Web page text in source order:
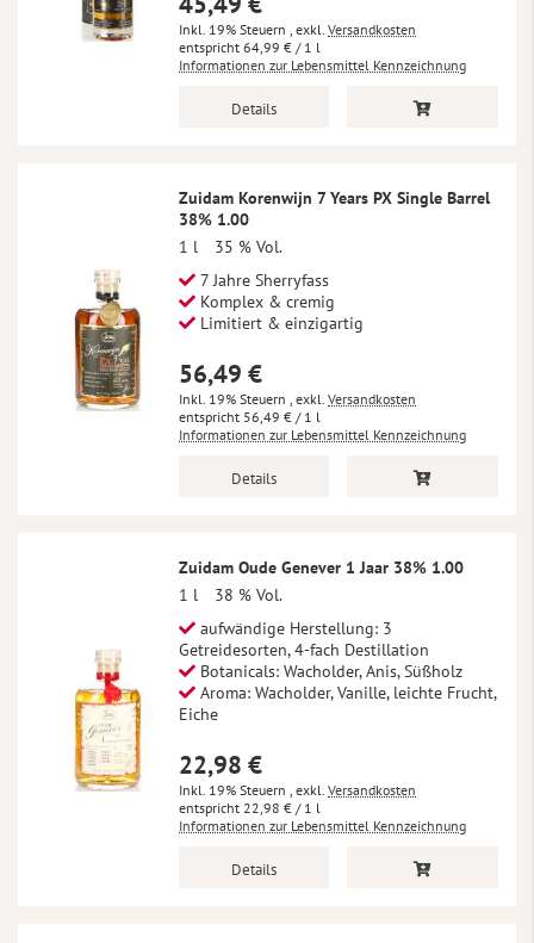
Inkl. 19% Steuern , exkl. Versandkosten
64,99 € / 1 l
Informationen zur Lebensmittel Kennzeichnung
Details
Zuidam Korenwijn 7 Years PX Single Barrel
38% 1.00
1 l
35 % Vol.
7 Jahre Sherryfass
Komplex & cremig
Limitiert & einzigartig
56,49 €
Inkl. 19% Steuern , exkl. Versandkosten
56,49 € / 1 l
Informationen zur Lebensmittel Kennzeichnung
Details
Zuidam Oude Genever 1 Jaar 38% 1.00
1 l
38 % Vol.
aufwändige Herstellung: 3
Getreidesorten, 4-fach Destillation
Botanicals: Wacholder, Anis, Süßholz
Aroma: Wacholder, Vanille, leichte Frucht,
Eiche
22,98 €
Inkl. 19% Steuern , exkl. Versandkosten
22,98 € / 1 l
Informationen zur Lebensmittel Kennzeichnung
Details